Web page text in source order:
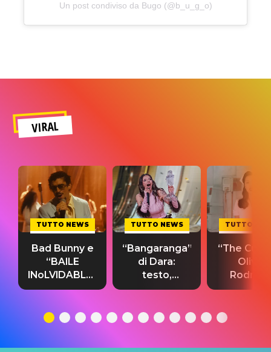
Un post condiviso da Bugo (@b_u_g_o)
VIRAL
TUTTO NEWS
Bad Bunny e
“BAILE
INoLVIDABLE”:
testo,
significato
TUTTO NEWS
“Bangaranga”
di Dara:
testo,
traduzione e
del singolo
TUTTO
“The
Olivia
testo,